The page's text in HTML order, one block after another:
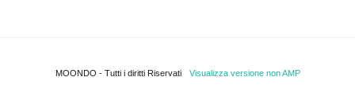
MOONDO - Tutti i diritti Riservati Visualizza versione non AMP